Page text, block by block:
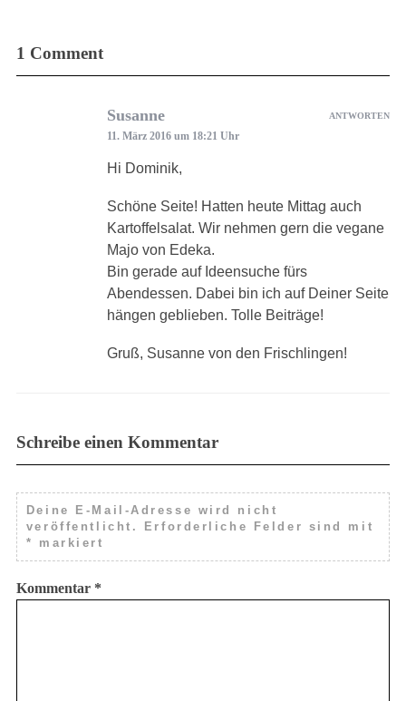
1 Comment
Susanne
11. März 2016 um 18:21 Uhr
Hi Dominik,
Schöne Seite! Hatten heute Mittag auch
Kartoffelsalat. Wir nehmen gern die vegane
Majo von Edeka.
Bin gerade auf Ideensuche fürs
Abendessen. Dabei bin ich auf Deiner Seite
hängen geblieben. Tolle Beiträge!
Gruß, Susanne von den Frischlingen!
ANTWORTEN
Schreibe einen Kommentar
Deine E-Mail-Adresse wird nicht
veröffentlicht.
Erforderliche Felder sind mit
*
markiert
Kommentar *